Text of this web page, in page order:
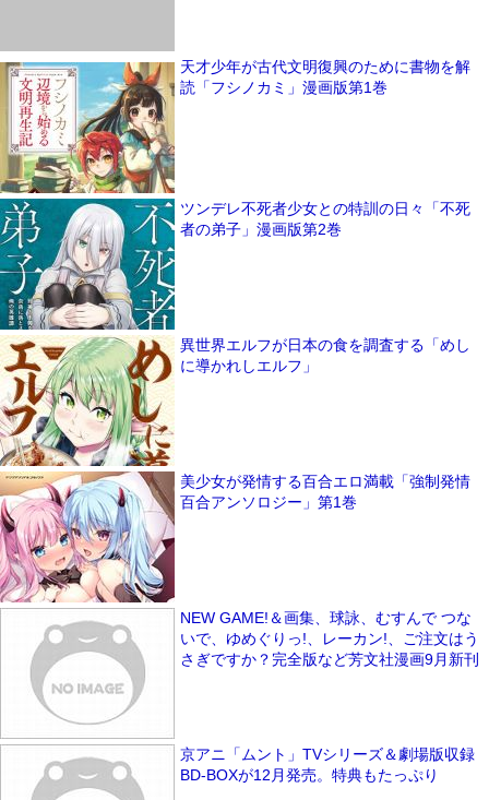
天才少年が古代文明復興のために書物を解
読「フシノカミ」漫画版第1巻
ツンデレ不死者少女との特訓の日々「不死
者の弟子」漫画版第2巻
異世界エルフが日本の食を調査する「めし
に導かれしエルフ」
美少女が発情する百合エロ満載「強制発情
百合アンソロジー」第1巻
NEW GAME!＆画集、球詠、むすんで つな
いで、ゆめぐりっ!、レーカン!、ご注文はう
さぎですか？完全版など芳文社漫画9月新刊
京アニ「ムント」TVシリーズ＆劇場版収録
BD-BOXが12月発売。特典もたっぷり